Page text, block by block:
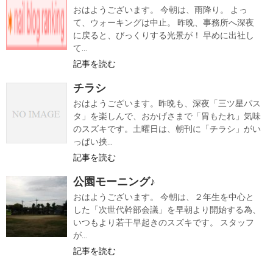
おはようございます。 今朝は、雨降り。 よっ
て、ウォーキングは中止。 昨晩、事務所へ深夜
に戻ると、びっくりする光景が！ 早めに出社し
て...
記事を読む
チラシ
おはようございます。昨晩も、深夜「三ツ星パス
タ」を楽しんで、おかげさまで「胃もたれ」気味
のスズキです。土曜日は、朝刊に「チラシ」がい
っぱい挟...
記事を読む
公園モーニング♪
おはようございます。 今朝は、２年生を中心と
した「次世代幹部会議」を早朝より開始する為、
いつもより若干早起きのスズキです。 スタッフ
が...
記事を読む